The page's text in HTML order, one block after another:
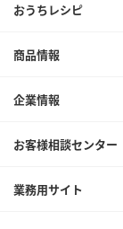
おうちレシピ
商品情報
企業情報
お客様相談センター
業務用サイト